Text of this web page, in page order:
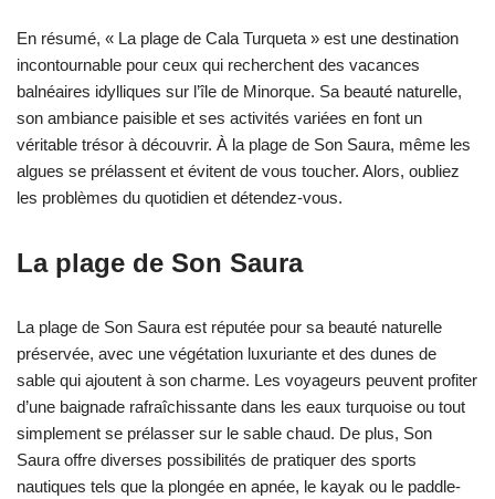
En résumé, « La plage de Cala Turqueta » est une destination
incontournable pour ceux qui recherchent des vacances
balnéaires idylliques sur l’île de Minorque. Sa beauté naturelle,
son ambiance paisible et ses activités variées en font un
véritable trésor à découvrir. À la plage de Son Saura, même les
algues se prélassent et évitent de vous toucher. Alors, oubliez
les problèmes du quotidien et détendez-vous.
La plage de Son Saura
La plage de Son Saura est réputée pour sa beauté naturelle
préservée, avec une végétation luxuriante et des dunes de
sable qui ajoutent à son charme. Les voyageurs peuvent profiter
d’une baignade rafraîchissante dans les eaux turquoise ou tout
simplement se prélasser sur le sable chaud. De plus, Son
Saura offre diverses possibilités de pratiquer des sports
nautiques tels que la plongée en apnée, le kayak ou le paddle-